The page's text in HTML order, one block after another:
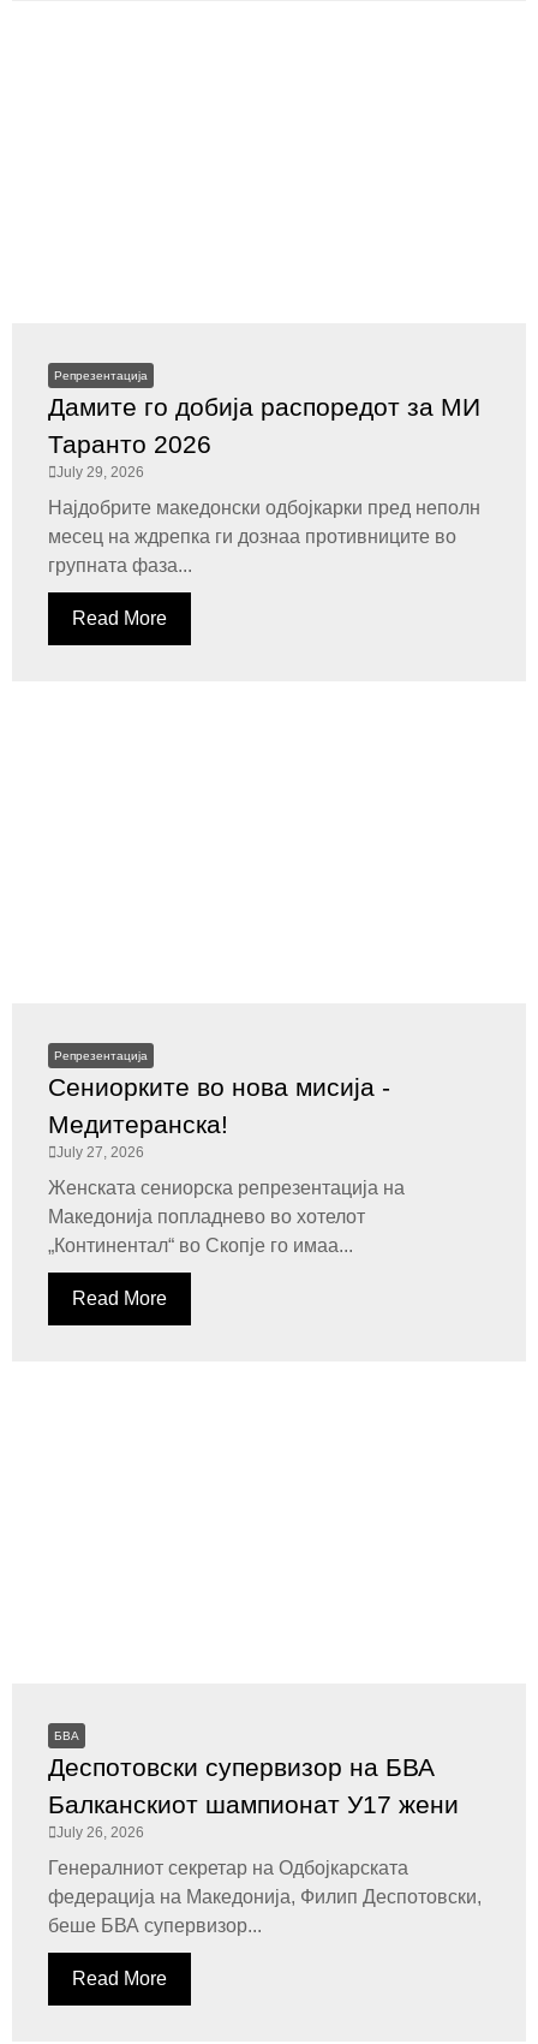
Репрезентација
Дамите го добија распоредот за МИ
Таранто 2026
July 29, 2026
Најдобрите македонски одбојкарки пред неполн
месец на ждрепка ги дознаа противниците во
групната фаза...
Read More
Репрезентација
Сениорките во нова мисија -
Медитеранска!
July 27, 2026
Женската сениорска репрезентација на
Македонија попладнево во хотелот
„Континентал“ во Скопје го имаа...
Read More
БВА
Деспотовски супервизор на БВА
Балканскиот шампионат У17 жени
July 26, 2026
Генералниот секретар на Одбојкарската
федерација на Македонија, Филип Деспотовски,
беше БВА супервизор...
Read More